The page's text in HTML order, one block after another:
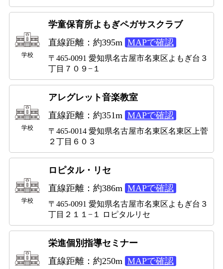
学校
学童保育所よもぎペガサスクラブ
直線距離：約395m MAPで確認
〒465-0091 愛知県名古屋市名東区よもぎ台３
丁目７０９−１
学校
アレグレット音楽教室
直線距離：約351m MAPで確認
〒465-0014 愛知県名古屋市名東区名東区上菅
２丁目６０３
学校
ロピタル・リセ
直線距離：約386m MAPで確認
〒465-0091 愛知県名古屋市名東区よもぎ台３
丁目２１１−１ ロピタルリセ
栄進個別指導セミナー
直線距離：約250m MAPで確認